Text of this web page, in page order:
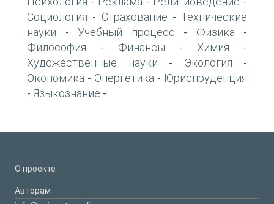
Социология - Страхование - Технические
науки - Учебный процесс - Физика -
Философия - Финансы - Химия -
Художественные науки - Экология -
Экономика - Энергетика - Юриспруденция
- Языкознание -
О проекте
Авторам